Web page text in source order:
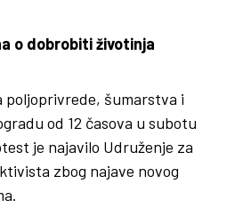
o dobrobiti životinja
poljoprivrede, šumarstva i
od 12 časova u subotu
je najavilo Udruženje za
zbog najave novog